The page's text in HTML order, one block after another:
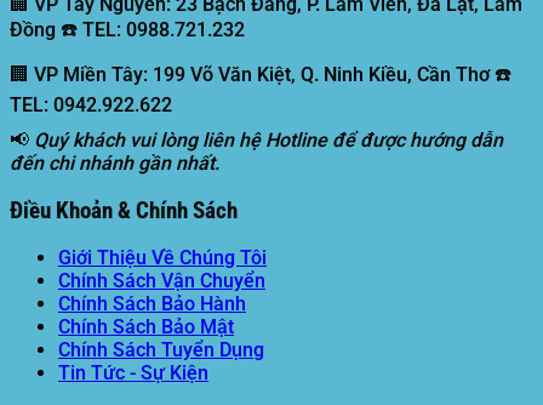
Đồng ☎️ TEL: 0988.721.232
🏢 VP Miền Tây: 199 Võ Văn Kiệt, Q. Ninh Kiều, Cần Thơ ☎️
TEL: 0942.922.622
📢 Quý khách vui lòng liên hệ Hotline để được hướng dẫn
đến chi nhánh gần nhất.
Điều Khoản & Chính Sách
Giới Thiệu Về Chúng Tôi
Chính Sách Vận Chuyển
Chính Sách Bảo Hành
Chính Sách Bảo Mật
Chính Sách Tuyển Dụng
Tin Tức - Sự Kiện